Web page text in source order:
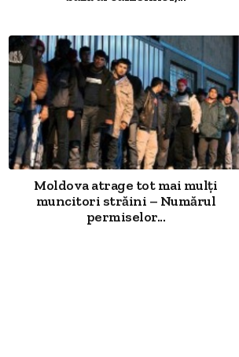
Moldova atrage tot mai mulți
muncitori străini – Numărul
permiselor...